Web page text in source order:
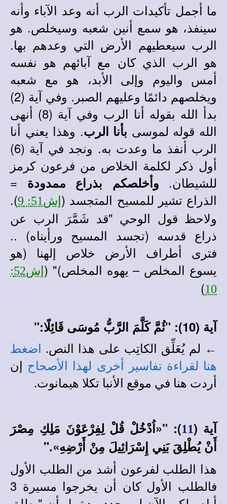
ما أجمل تأكيدات الرب أنه وعد الآباء وأنه
سينفذ، هو سمع أنين شعبه وسيخلص. هو
الرب سيعطيهم الأرض التي وعدهم بها.
هو الرب الذي كان مع آبائهم هو نفسه
أمس واليوم وإلى الأبد، هو مع شعبه
ويخلصهم دائمًا وعليهم الصبر. وفي آية (2)
بدأ الله بقوله أنا الرب وفي آية (8) أنهى
الله قوله لموسى بأنا الرب. وهذا يعني أنا
الرب أنفذ ما وعدت به. ونجد في آية (6)
أول ذكر لكلمة الخلاص من فرعون كرمز
للشيطان. وأخلصكم بذراع ممدودة =
الذراع تشير للمسيح المتجسد ( إش51: 9
).
ولاحظ قول الوحي "قد شَمَّرَ الرب عن
ذراع قدسه (تجسد المسيح ورأيناه) ..
فترى أطراف الأرض خلاص إلهنا (هو
يسوع المخلص – يهوه المخلص)" (
إش52:
10
)
آية (10): "ثُمَّ كَلَّمَ الرَّبُّ مُوسَى قَائِلًا:"
← لم يُعَلِّق الكاتِب على هذا النص.
اضغط
هنا لقراءة تفاسير أخرى لهذا الأصحاح إن
أردت هنا في موقع الأنبا تكلا هيمانوت.
آية (11
): "«اُدْخُلْ قُلْ لِفِرْعَوْنَ مَلِكِ مِصْرَ
أَنْ يُطْلِقَ بَنِي إِسْرَائِيلَ مِنْ أَرْضِهِ»."
هذا الطلب لفرعون أشد من الطلب الأول
فالطلب الأول كان أن يخرجوا مسيرة 3